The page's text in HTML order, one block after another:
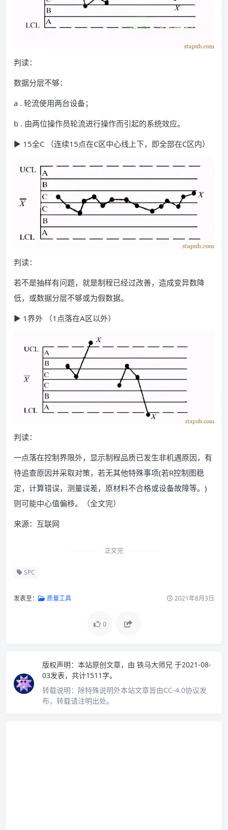
判读：
数据分层不够：
a . 轮流使用两台设备；
b . 由两位操作员轮流进行操作而引起的系统效应。
▶ 15全C （连续15点在C区中心线上下，即全部在C区内）
判读：
若不是抽样有问题，就是制程已经过改善，造成变异数降
低，或数据分层不够或为假数据。
▶ 1界外 （1点落在A区以外）
判读：
一点落在控制界限外，显示制程品质已发生非机遇原因，有
待追查原因并采取对策，若无其他特殊事项(若R控制图稳
定，计算错误，测量误差，原材料不合格或设备故障等。)
则可能中心值偏移。（全文完）
来源：互联网
正文完
SPC
发表至： 质量工具 2021年8月3日
0
版权声明： 本站原创文章，由 铁马大师兄 于2021-08-
03发表，共计1511字。
转载说明： 除特殊说明外本站文章皆由CC-4.0协议发
布，转载请注明出处。